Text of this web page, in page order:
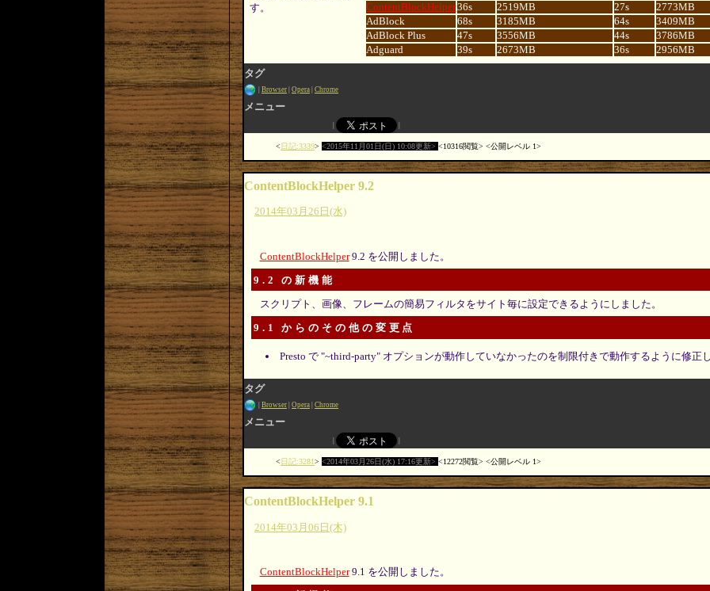
ContentBlockHelper36s 2519MB 27s
2773MB
AdBlock
68s 3185MB 64s
3409MB
AdBlock Plus
47s 3556MB 44s
3786MB
Adguard
39s 2673MB 36s 2956MB
す。
タグ
Browser Opera Chrome
メニュー
日記:3339 2015年11月01日(日) 10:08更新 10316閲覧 公開レベル 1
ContentBlockHelper 9.2
2014年03月26日(水)
ContentBlockHelper9.2 を公開しました。
9.2 の新機能
スクリプト、画像、フレームの簡易フィルタをサイト毎に設定できるようにしました。
9.1 からのその他の変更点
Presto で "~third-party" オプションが動作していなかったのを制限付きで動作するように修正
タグ
Browser Opera Chrome
メニュー
日記:3281 2014年03月26日(水) 17:16更新 12272閲覧 公開レベル 1
ContentBlockHelper 9.1
2014年03月06日(木)
ContentBlockHelper9.1 を公開しました。